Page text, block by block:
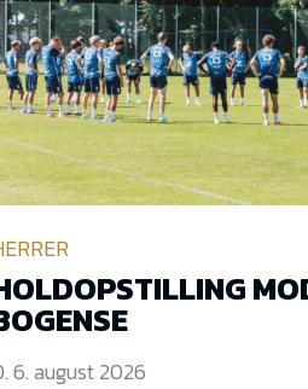
6. august 2026